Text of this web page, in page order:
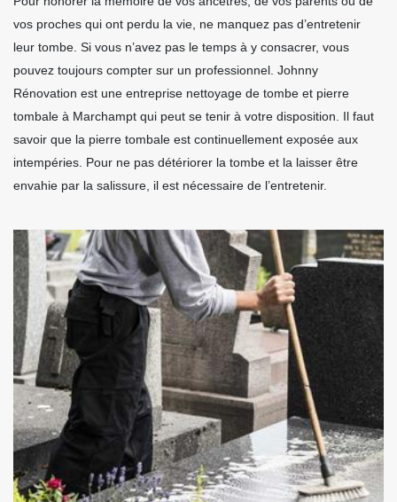
vos proches qui ont perdu la vie, ne manquez pas d’entretenir
leur tombe. Si vous n’avez pas le temps à y consacrer, vous
pouvez toujours compter sur un professionnel. Johnny
Rénovation est une entreprise nettoyage de tombe et pierre
tombale à Marchampt qui peut se tenir à votre disposition. Il faut
savoir que la pierre tombale est continuellement exposée aux
intempéries. Pour ne pas détériorer la tombe et la laisser être
envahie par la salissure, il est nécessaire de l’entretenir.